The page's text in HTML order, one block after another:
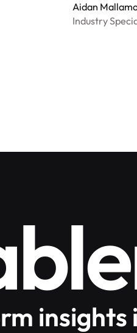
Aidan
Industry
insights